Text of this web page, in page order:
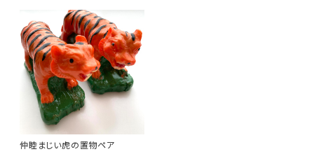
仲睦まじい虎の置物ペア